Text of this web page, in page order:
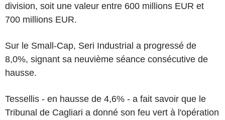
division, soit une valeur entre 600 millions EUR et
700 millions EUR.
Sur le Small-Cap, Seri Industrial a progressé de
8,0%, signant sa neuvième séance consécutive de
hausse.
Tessellis - en hausse de 4,6% - a fait savoir que le
Tribunal de Cagliari a donné son feu vert à l'opération